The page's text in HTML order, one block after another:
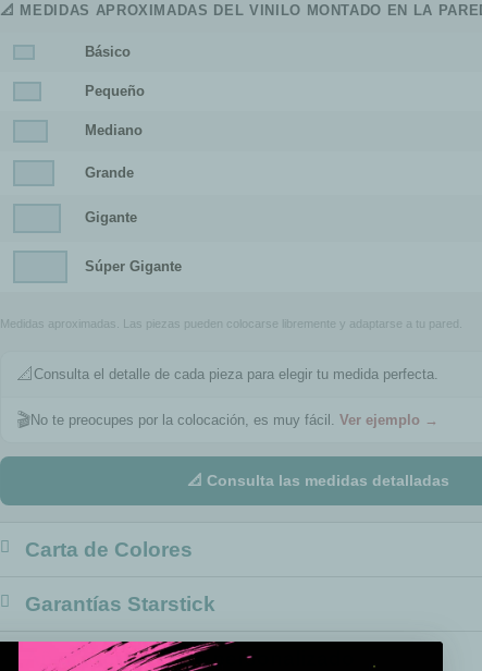
📐 MEDIDAS APROXIMADAS DEL VINILO MONTADO EN LA
Básico
Pequeño
Mediano
Grande
Gigante
Súper Gigante
Medidas aproximadas. Las piezas pueden colocarse libremente y adaptarse a tu pared.
📐 Consulta el detalle de cada pieza para elegir tu medida perfecta.
🎬No te preocupes por la colocación, es muy fácil.Ver ejemplo →
📐 Consulta las medidas detalladas
Carta de Colores
Garantías Starstick
Añade un Nombre personalizado